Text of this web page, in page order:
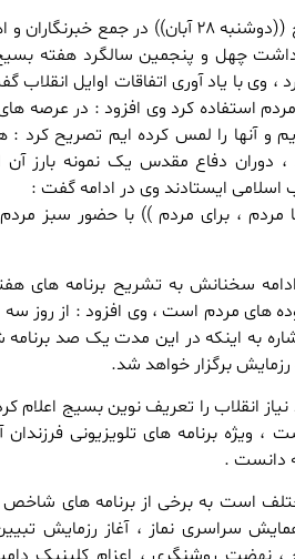
– باقر رحمانی صبح ((دوشنبه ۲۸ آبان)) در جمع
چهل و پنجمین سالگرد هفته
وی با یاد آوری اتفاقات اوایل انقلاب
استفاده کرد وی افزود : در عرصه
و آنها را لمس کرده ایم تصریح کرد :
دوران دفاع مقدس یک نمونه بارز
اسلامی ایستادند وی در ادامه گفت :
(( بسیج با مردم ، برای مردم )) با حضور سبز
سخنانش به تشریح برنامه های
با اشاره به اینکه در این مدت یک صد
انقلاب را تعریف نوین بسیج اعلام
برنامه های تلویزیونی فرزندان
دانست .
است به برخی از برنامه های
سراسری نماز ، آغاز رزمایش